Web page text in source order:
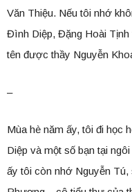
Văn Thiệu. Nếu tôi nhớ
Đình Diệp, Đặng Hoài
tên được thầy Nguyễn
–
Mùa hè năm ấy, tôi đi học
Diệp và một số bạn tại
ấy tôi còn nhớ Nguyễn